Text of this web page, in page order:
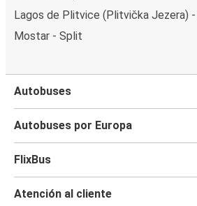
Lagos de Plitvice (Plitvička Jezera)
Mostar - Split
Autobuses
Autobuses por Europa
FlixBus
Atención al cliente